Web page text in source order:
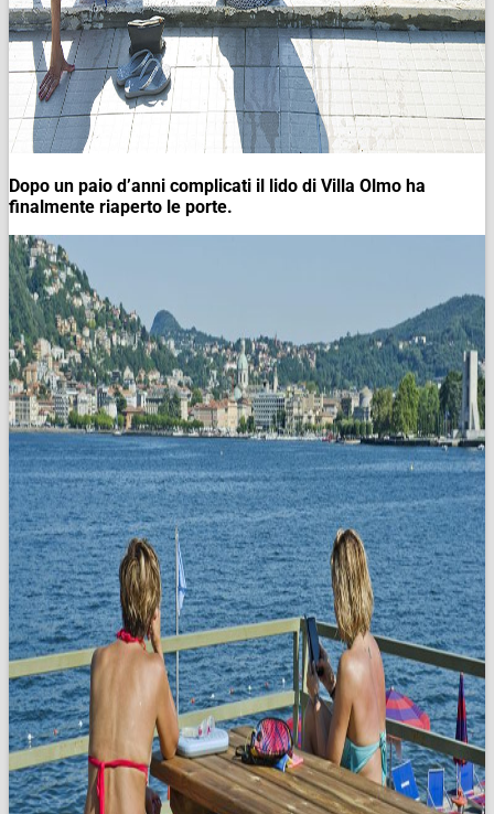
Dopo un paio d’anni complicati il lido di Villa Olmo ha
finalmente riaperto le porte.